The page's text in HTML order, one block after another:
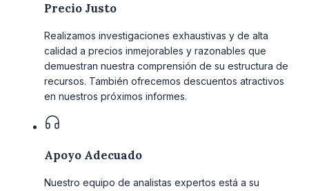
Precio Justo
Realizamos investigaciones exhaustivas y de alta
calidad a precios inmejorables y razonables que
demuestran nuestra comprensión de su estructura de
recursos. También ofrecemos descuentos atractivos
en nuestros próximos informes.
Apoyo Adecuado
Nuestro equipo de analistas expertos está a su